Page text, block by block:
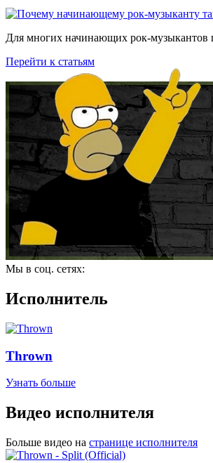
Для многих начинающих рок-музыкантов
Перейти к статьям
Мы в соц. сетях:
Исполнитель
Thrown
Узнать больше
Видео исполнителя
Больше видео на странице исполнителя